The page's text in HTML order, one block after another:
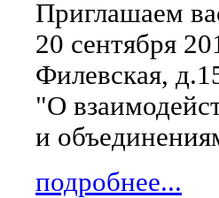
Приглашаем
20 сентября
Филевская,
"О
и
подробнее...